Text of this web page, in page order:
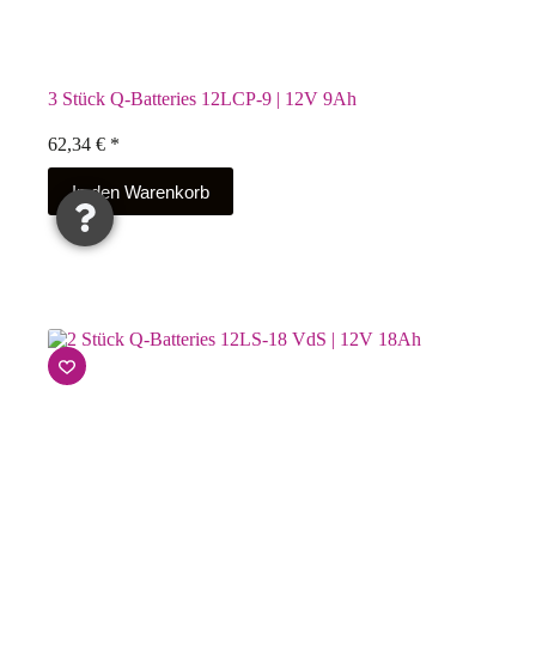
3 Stück Q-Batteries 12LCP-9 | 12V 9Ah
62,34 € *
In den Warenkorb